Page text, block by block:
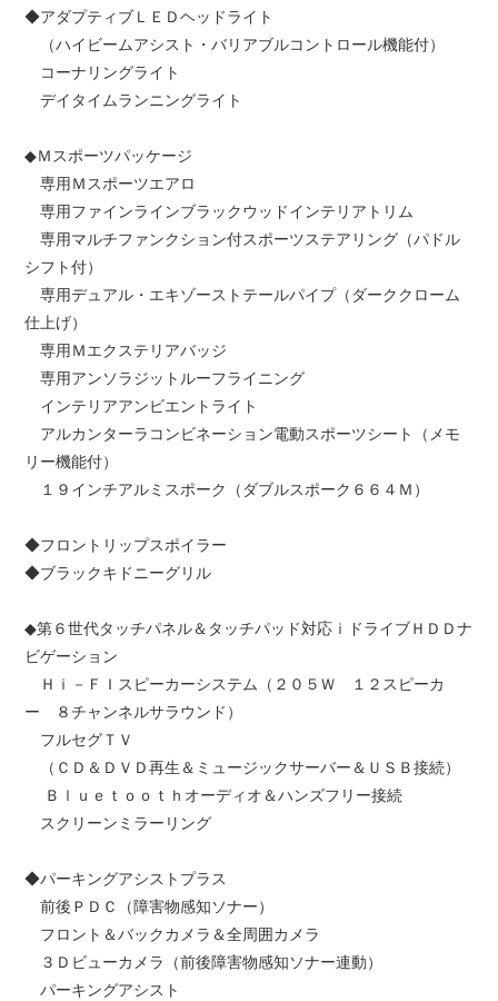
◆アダプティブＬＥＤヘッドライト
（ハイビームアシスト・バリアブルコントロール機能付）
コーナリングライト
デイタイムランニングライト
◆Ｍスポーツパッケージ
専用Ｍスポーツエアロ
専用ファインラインブラックウッドインテリアトリム
専用マルチファンクション付スポーツステアリング（パドル
シフト付）
専用デュアル・エキゾーストテールパイプ（ダーククローム
仕上げ）
専用Ｍエクステリアバッジ
専用アンソラジットルーフライニング
インテリアアンビエントライト
アルカンターラコンビネーション電動スポーツシート（メモ
リー機能付）
１９インチアルミスポーク（ダブルスポーク６６４Ｍ）
◆フロントリップスポイラー
◆ブラックキドニーグリル
◆第６世代タッチパネル＆タッチパッド対応ｉドライブＨＤＤナ
ビゲーション
Ｈｉ－ＦＩスピーカーシステム（２０５Ｗ １２スピーカ
ー ８チャンネルサラウンド）
フルセグＴＶ
（ＣＤ＆ＤＶＤ再生＆ミュージックサーバー＆ＵＳＢ接続）
Ｂｌｕｅｔｏｏｔｈオーディオ＆ハンズフリー接続
スクリーンミラーリング
◆パーキングアシストプラス
前後ＰＤＣ（障害物感知ソナー）
フロント＆バックカメラ＆全周囲カメラ
３Ｄビューカメラ（前後障害物感知ソナー連動）
パーキングアシスト